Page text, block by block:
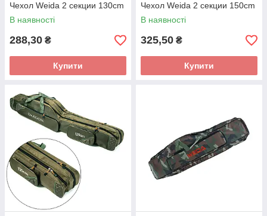
Чехол Weida 2 секции 130cm
В наявності
288,30 ₴
Купити
Чехол Weida 2 секции 150cm
В наявності
325,50 ₴
Купити